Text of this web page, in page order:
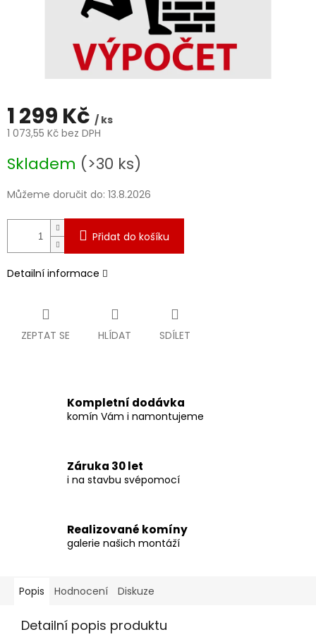
1 299 Kč / ks
1 073,55 Kč bez DPH
cena:
Skladem (>30 ks)
Můžeme doručit do: 13.8.2026
Přidat do košíku
Detailní informace
ZEPTAT SE HLÍDAT SDÍLET
Kompletní dodávka
komín Vám i namontujeme
Záruka 30 let
i na stavbu svépomocí
Realizované komíny
galerie našich montáží
Popis Hodnocení Diskuze
Detailní popis produktu